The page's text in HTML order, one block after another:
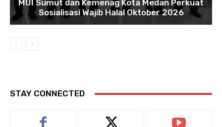
MUI Sumut dan Kemenag Kota Medan Perkuat
Sosialisasi Wajib Halal Oktober 2026
STAY CONNECTED